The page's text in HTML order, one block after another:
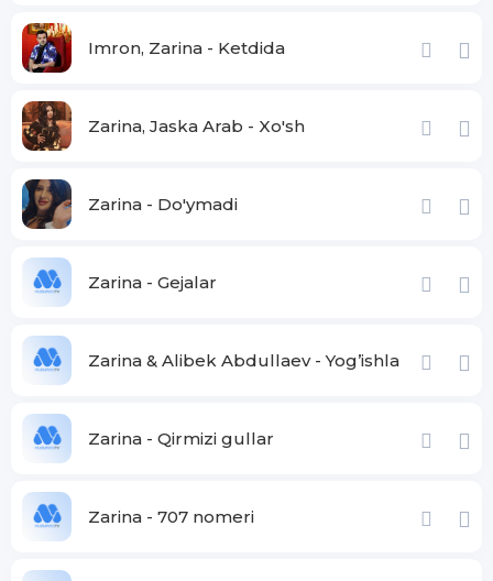
Imron, Zarina - Ketdida
Zarina, Jaska Arab - Xo'sh
Zarina - Do'ymadi
Zarina - Gejalar
Zarina & Alibek Abdullaev - Yog’ishla
Zarina - Qirmizi gullar
Zarina - 707 nomeri